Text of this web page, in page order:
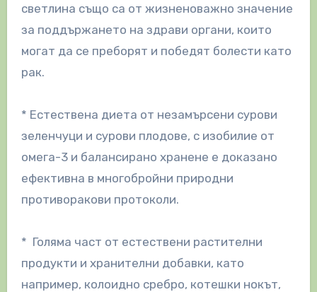
светлина също са от жизненоважно значение
за поддържането на здрави органи, които
могат да се преборят и победят болести като
рак.
* Естествена диета от незамърсени сурови
зеленчуци и сурови плодове, с изобилие от
омега-3 и балансирано хранене е доказано
ефективна в многобройни природни
противоракови протоколи.
* Голяма част от естествени растителни
продукти и хранителни добавки, като
например, колоидно сребро, котешки нокът,